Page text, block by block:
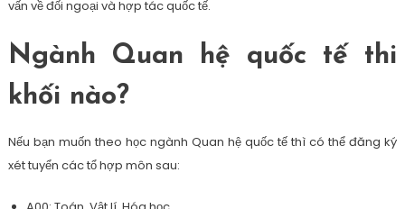
vấn về đối ngoại và hợp tác quốc tế.
Ngành Quan hệ quốc tế thi
khối nào?
Nếu bạn muốn theo học ngành Quan hệ quốc tế thì có thể đăng ký
xét tuyển các tổ hợp môn sau: